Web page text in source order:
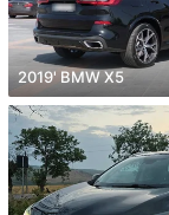
2019' BMW X5